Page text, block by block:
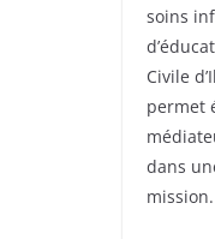
soins
Civile
permet
dans
mission.